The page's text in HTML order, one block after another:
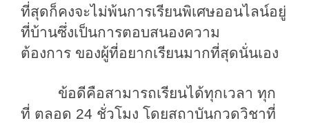
ที่สุดก็คงจะไม่พ้นการเรียนพิเศษออนไลน์อยู่
ที่บ้านซึ่งเป็นการตอบสนองความ
ต้องการ ของผู้ที่อยากเรียนมากที่สุดนั่นเอง
ข้อดีคือสามารถเรียนได้ทุกเวลา ทุก
ที่ ตลอด 24 ชั่วโมง โดยสถาบันกวดวิชาที่